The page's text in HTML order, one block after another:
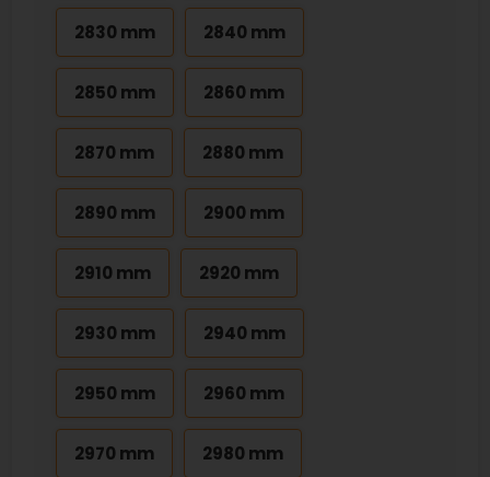
2830 mm 2840 mm
2850 mm 2860 mm
2870 mm 2880 mm
2890 mm 2900 mm
2910 mm 2920 mm
2930 mm 2940 mm
2950 mm 2960 mm
2970 mm 2980 mm